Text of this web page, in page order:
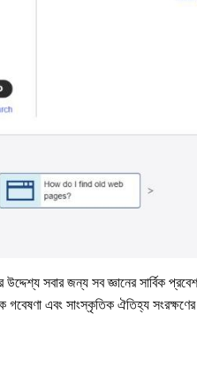
সবার জন্য সব জ্ঞানের সার্বিক
গবেষণা এবং সাংস্কৃতিক ঐতিহ্য